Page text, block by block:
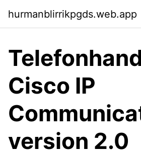
hurmanblirrikpgds.web.app
Cisco IP
version 2.0